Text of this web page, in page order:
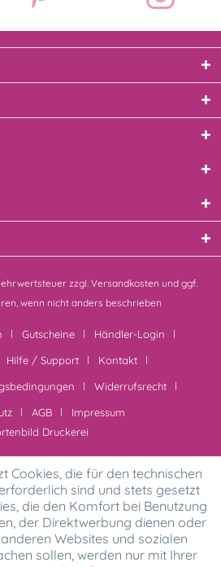
zzgl. Versandkosten und ggf.
wenn nicht anders beschrieben
Gutscheine
Händler-Login
Hilfe / Support
Kontakt
Widerrufsrecht
AGB
Impressum
Druckerei
Cookies, die für den technischen
sind und stets gesetzt
die den Komfort bei Benutzung
der Direktwerbung dienen oder
Websites und sozialen
sollen, werden nur mit Ihrer